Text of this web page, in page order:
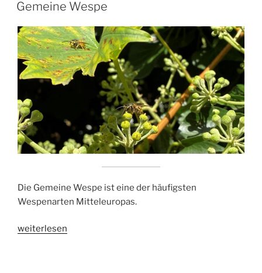
Gemeine Wespe
Die Gemeine Wespe ist eine der häufigsten
Wespenarten Mitteleuropas.
„Gemeine
weiterlesen